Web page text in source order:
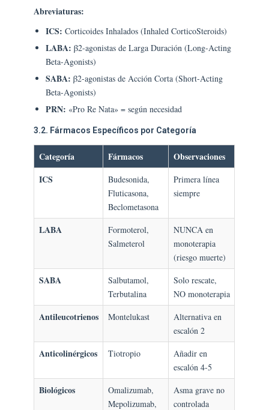
Abreviaturas:
ICS: Corticoides Inhalados (Inhaled CorticoSteroids)
LABA: β2-agonistas de Larga Duración (Long-Acting
Beta-Agonists)
SABA: β2-agonistas de Acción Corta (Short-Acting
Beta-Agonists)
PRN: «Pro Re Nata» = según necesidad
3.2. Fármacos Específicos por Categoría
Categoría Fármacos
Observaciones
ICS
Budesonida,
Fluticasona,
Beclometasona
Primera línea
siempre
LABA
Formoterol,
Salmeterol
NUNCA en
monoterapia
(riesgo muerte)
SABA
Salbutamol,
Terbutalina
Solo rescate,
NO monoterapia
Antileucotrienos Montelukast
Alternativa en
escalón 2
Anticolinérgicos Tiotropio
Añadir en
escalón 4-5
Biológicos
Omalizumab,
Mepolizumab,
Asma grave no
controlada